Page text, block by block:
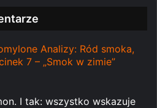
Analizy: Ród smoka,
7 – „Smok w zimie”
I tak: wszystko wskazuje